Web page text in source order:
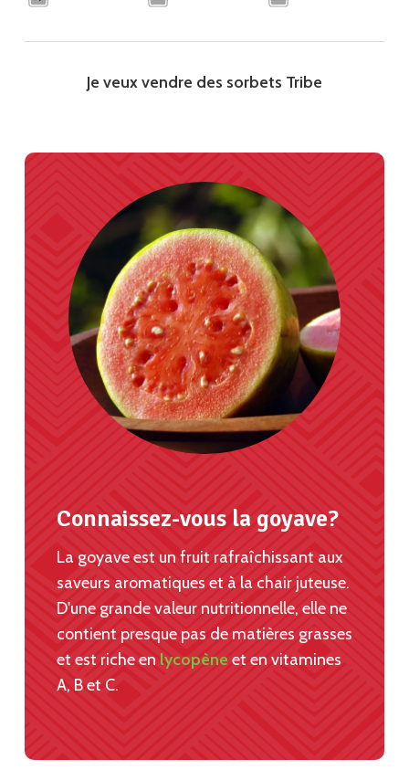
Je veux vendre des sorbets Tribe
Connaissez-vous la goyave?
La goyave est un fruit rafraîchissant aux
saveurs aromatiques et à la chair juteuse.
D'une grande valeur nutritionnelle, elle ne
contient presque pas de matières grasses
et est riche en lycopène et en vitamines
A, B et C.